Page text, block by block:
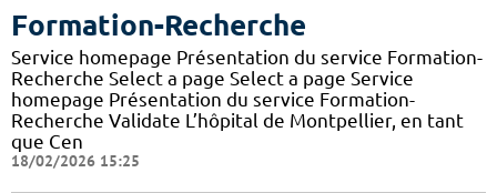
Formation-Recherche
Service homepage Présentation du service Formation-
Recherche Select a page Select a page Service
homepage Présentation du service Formation-
Recherche Validate L’hôpital de Montpellier, en tant
que Cen
18/02/2026 15:25